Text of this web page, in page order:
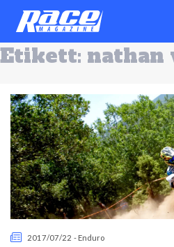
Etikett: nathan
2017/07/22 - Enduro